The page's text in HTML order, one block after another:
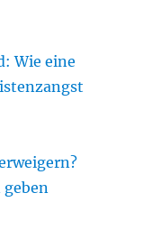
Wie eine